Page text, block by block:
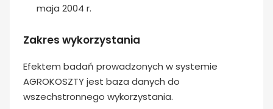
maja 2004 r.
Zakres wykorzystania
Efektem badań prowadzonych w systemie
AGROKOSZTY jest baza danych do
wszechstronnego wykorzystania.